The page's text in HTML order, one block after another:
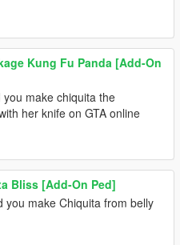
Kung Fu Panda [Add-On
you make chiquita the
her knife on GTA online
Bliss [Add-On Ped]
you make Chiquita from belly